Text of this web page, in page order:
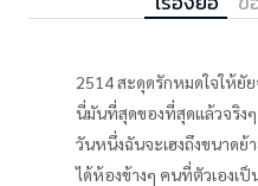
2514 สะดุดรักหมดใจให้ยั
นี่มันที่สุดของที่สุดแล้วจริงๆ
วันหนึ่งฉันจะเฮงถึงขนาดย้
ได้ห้องข้างๆ คนที่ตัวเองเ